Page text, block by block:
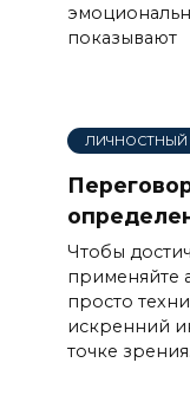
показывают
ЛИЧНОСТНЫЙ
Чтобы
применяйте
просто
искренний
точке зрения.